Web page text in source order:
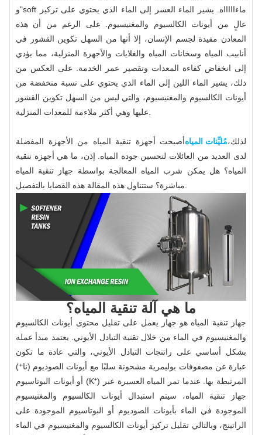
و"soft ماءاااااه. يشير الماء العسر إلى الماء الذي يحتوي على تركيز
عالٍ من أيونات الكالسيوم والمغنيسيوم. على الرغم من أن هذه
المعادن مفيدة لجسم الإنسان، إلا أنها من السهل تكوين القشور في
أنابيب المياه وسخانات المياه والغلايات والأجهزة المنزلية، مما يؤدي
إلى انخفاض كفاءة المعدات وتقصير عمر الخدمة. على العكس من
ذلك، يشير الماء اللين إلى الماء الذي يحتوي على نسبة منخفضة من
أيونات الكالسيوم والمغنيسيوم، والتي ليس من السهل تكوين القشور
لذلك،مُليِّنات المياهأصبحت أجهزة تنقية المياه من الأجهزة المفضلة
لدى العديد من العائلات لتحسين جودة المياه. إذن، ما هي أجهزة تنقية
المياه؟ هل يمكن شرب المياه المعالجة بواسطة جهاز تنقية المياه
ما هي آلة تنقية المياه؟
جهاز تنقية المياه هو جهاز يعمل على تقليل محتوى أيونات الكالسيوم
والمغنيسيوم في الماء من خلال تقنية التبادل الأيوني. يعتمد مبدأ عمله
بشكل أساسي على راتنجات التبادل الأيوني، والتي عادة ما تكون
عبارة عن مصفوفات بوليمرية مشحونة سلبًا مع أيونات الصوديوم (نا⁺)
أو أيونات البوتاسيوم (K⁺) المرتبطة بها. عندما تمر المياه العسيرة عبر
جهاز تنقية المياه، سيتم استبدال أيونات الكالسيوم والمغنيسيوم
الموجودة في الماء بأيونات الصوديوم أو البوتاسيوم الموجودة على
الراتينج، وبالتالي تقليل تركيز أيونات الكالسيوم والمغنيسيوم في الماء